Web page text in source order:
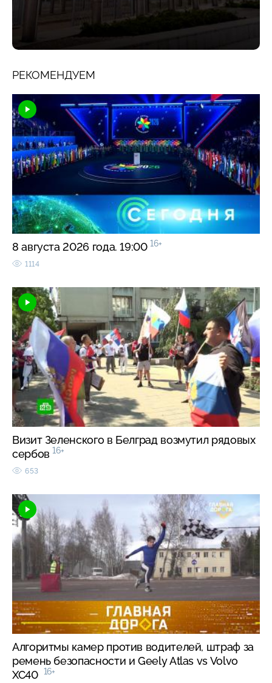
РЕКОМЕНДУЕМ
8 августа 2026 года. 19:00 16+
1114
Визит Зеленского в Белград возмутил рядовых
сербов 16+
653
Алгоритмы камер против водителей, штраф за
ремень безопасности и Geely Atlas vs Volvo
XC40 16+